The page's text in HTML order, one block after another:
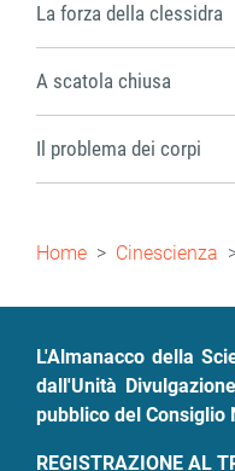
La forza della clessidra
A scatola chiusa
Il problema dei corpi
Briciole
Home Cinescienza
L'Almanacco della
dall'Unità
pubblico del Consiglio
REGISTRAZIONE AL